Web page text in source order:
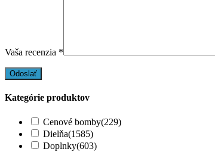
Vaša recenzia *
Kategórie produktov
Cenové bomby(229)
Dielňa(1585)
Doplnky(603)